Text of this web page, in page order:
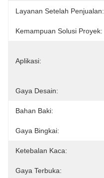
Layanan Setelah Penjualan:
Kemampuan Solusi Proyek:
Aplikasi:
Gaya Desain:
Bahan Baki:
Gaya Bingkai:
Ketebalan Kaca:
Gaya Terbuka: